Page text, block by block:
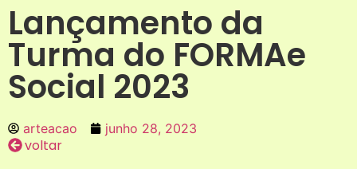
Lançamento da
Turma do FORMAe
Social 2023
arteacao junho 28, 2023
voltar